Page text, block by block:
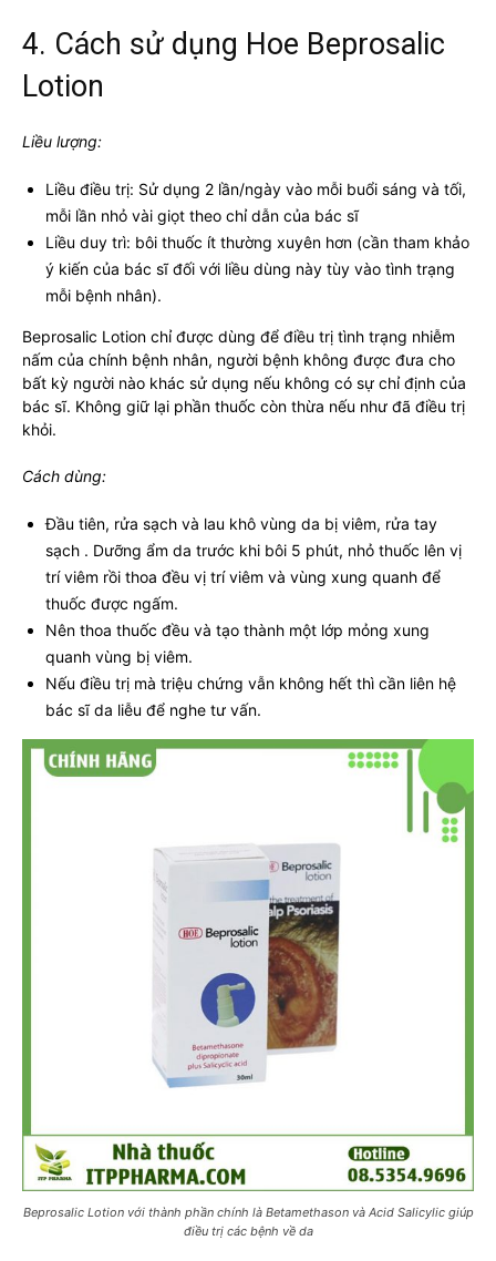
4. Cách sử dụng Hoe Beprosalic
Lotion
Liều lượng:
Liều điều trị: Sử dụng 2 lần/ngày vào mỗi buổi sáng và tối,
mỗi lần nhỏ vài giọt theo chỉ dẫn của bác sĩ
Liều duy trì: bôi thuốc ít thường xuyên hơn (cần tham khảo
ý kiến của bác sĩ đối với liều dùng này tùy vào tình trạng
mỗi bệnh nhân).
Beprosalic Lotion chỉ được dùng để điều trị tình trạng nhiễm
nấm của chính bệnh nhân, người bệnh không được đưa cho
bất kỳ người nào khác sử dụng nếu không có sự chỉ định của
bác sĩ. Không giữ lại phần thuốc còn thừa nếu như đã điều trị
khỏi.
Cách dùng:
Đầu tiên, rửa sạch và lau khô vùng da bị viêm, rửa tay
sạch . Dưỡng ẩm da trước khi bôi 5 phút, nhỏ thuốc lên vị
trí viêm rồi thoa đều vị trí viêm và vùng xung quanh để
thuốc được ngấm.
Nên thoa thuốc đều và tạo thành một lớp mỏng xung
quanh vùng bị viêm.
Nếu điều trị mà triệu chứng vẫn không hết thì cần liên hệ
bác sĩ da liễu để nghe tư vấn.
Beprosalic Lotion với thành phần chính là Betamethason và Acid Salicylic giúp
điều trị các bệnh về da